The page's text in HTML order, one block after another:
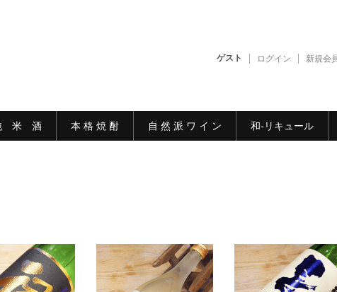
ゲスト ログイン 新規会
米 酒 本 格 焼 酎 自 然 派 ワ イ ン 和-リキュール